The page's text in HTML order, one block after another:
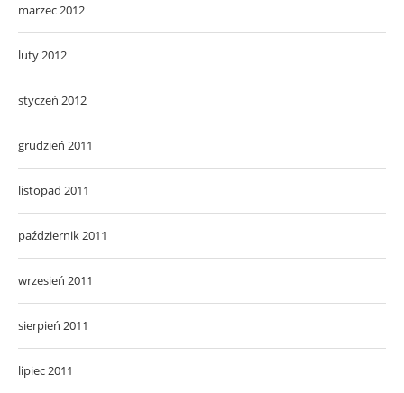
marzec 2012
luty 2012
styczeń 2012
grudzień 2011
listopad 2011
październik 2011
wrzesień 2011
sierpień 2011
lipiec 2011